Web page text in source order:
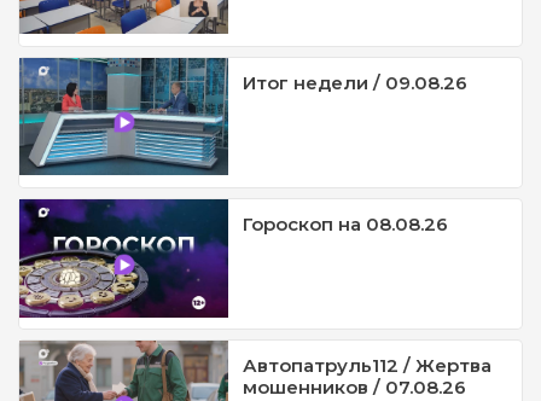
Итог недели / 09.08.26
Гороскоп на 08.08.26
Автопатруль112 / Жертва
мошенников / 07.08.26